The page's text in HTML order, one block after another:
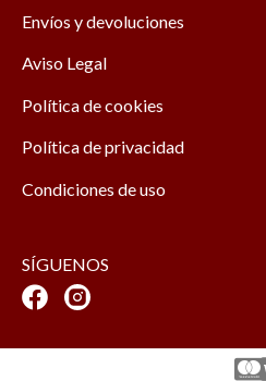
Envíos y devoluciones
Aviso Legal
Política de cookies
Política de privacidad
Condiciones de uso
SÍGUENOS